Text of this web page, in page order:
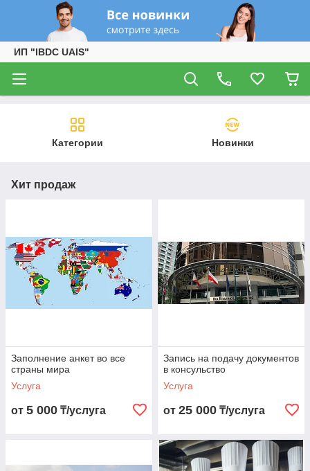
ИП "IBDC UAIS"
Категории Новинки
Хит продаж
Заполнение анкет во все
страны мира
Услуга
от 5 000 ₸/услуга
Запись на подачу документов
в консульство
Услуга
от 25 000 ₸/услуга